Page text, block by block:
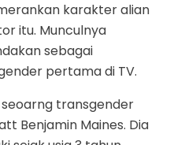
karakter alian
itu. Munculnya
sebagai
pertama di TV.
seoarng transgender
Benjamin Maines. Dia